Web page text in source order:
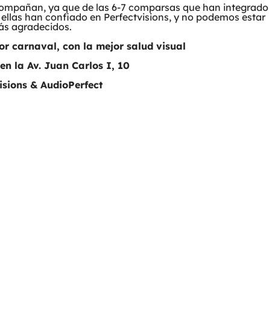
ya que de las 6-7 comparsas que han integrado
han confiado en Perfectvisions, y no podemos estar
agradecidos.
carnaval, con la mejor salud visual
la Av. Juan Carlos I, 10
& AudioPerfect